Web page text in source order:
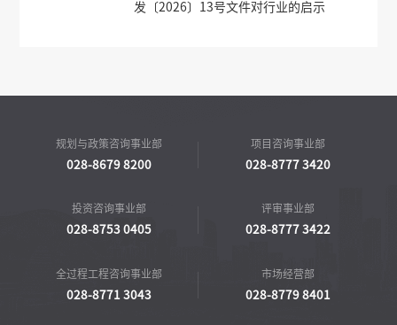
发〔2026〕13号文件对行业的启示
规划与政策咨询事业部
028-8679 8200
项目咨询事业部
028-8777 3420
投资咨询事业部
028-8753 0405
评审事业部
028-8777 3422
全过程工程咨询事业部
028-8771 3043
市场经营部
028-8779 8401